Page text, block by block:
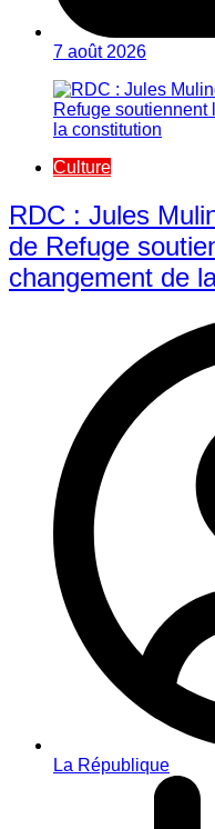
7 août 2026
Culture
RDC : Jules
de Refuge
changement de
La République